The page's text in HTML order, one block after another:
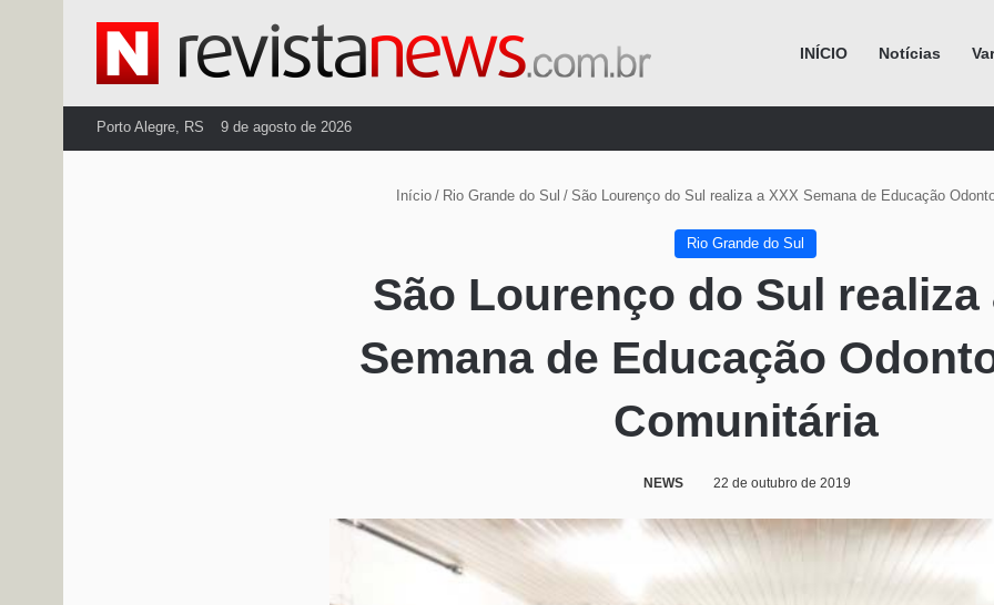
INÍCIO Notícias
Porto Alegre, RS 9 de agosto de 2026
Início / Rio Grande do Sul / São Lourenço do Sul realiza a XXX Semana de Educação
Rio Grande do Sul
São Lourenço do Sul realiza
Semana de Educação
Comunitária
NEWS 22 de outubro de 2019